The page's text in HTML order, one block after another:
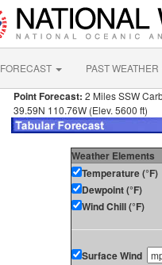
FORECAST PAST WEATHER
Point Forecast: 2 Miles SSW
39.59N 110.76W (Elev. 5600 ft)
Weather Elements
Temperature (°F)
Dewpoint (°F)
Wind Chill (°F)
Surface Wind